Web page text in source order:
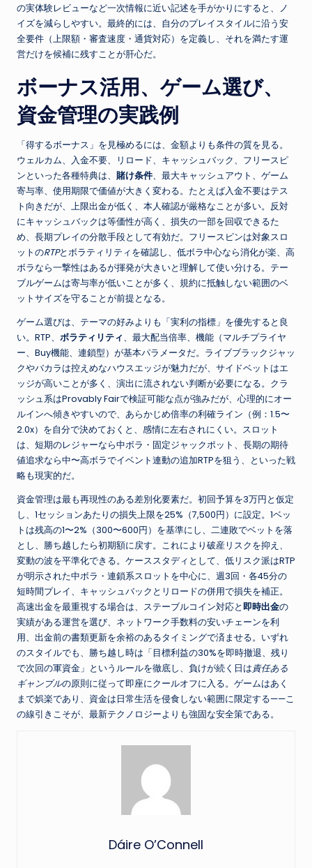
の実体験レビューなど一次情報に近い記述を手がかりにすると、ノ
イズを減らしやすい。最終的には、自分のプレイスタイルに沿う安
全要件（上限額・審査速度・通貨対応）を定義し、それを満たす運
営だけを候補に残すことが肝心だ。
ボーナス活用、ゲーム選び、
資金管理の実践例
「得するボーナス」を見極めるには、金額よりも条件の質を見る。
ウェルカム、入金不要、リロード、キャッシュバック、フリースピ
ンといった各種特典は、 賭け条件、最大キャッシュアウト、ゲーム
寄与率、使用期限で価値が大きく変わる。たとえば入金不要はテス
ト向きだが、上限出金が低く、本人確認が厳格なことが多い。反対
にキャッシュバックは等価性が高く、損失の一部を回収できるた
め、長期プレイの分散手段として有効だ。フリースピンは対象スロ
ットのRTPとボラティリティを確認し、低ボラ中心なら消化が楽、高
ボラなら一撃性はあるが揮発が大きいと理解して使い分ける。テー
ブルゲームは寄与率が低いことが多く、規約に抵触しない範囲のベ
ットサイズを守ることが前提となる。
ゲーム選びは、テーマの好みよりも「実利の指標」を優先すると良
い。RTP、 ボラティリティ、最大配当倍率、機能（マルチプライヤ
ー、Buy機能、連鎖型）が基本パラメータだ。ライブブラックジャッ
クやバカラは控えめなハウスエッジが魅力だが、サイドベットはエ
ッジが高いことが多く、演出に流されない判断が必要になる。クラ
ッシュ系はProvably Fairで検証可能な点が強みだが、心理的にオー
ルインへ傾きやすいので、あらかじめ倍率の利確ライン（例：1.5〜
2.0x）を自分で決めておくと、感情に左右されにくい。スロット
は、短期のレジャーなら中ボラ・固定ジャックポット、長期の期待
値追求なら中〜高ボラでイベント連動の追加RTPを狙う、といった戦
略も現実的だ。
資金管理は最も再現性のある差別化要素だ。初回予算を3万円と仮定
し、1セッションあたりの損失上限を25%（7,500円）に設定。1ベッ
トは残高の1〜2%（300〜600円）を基準にし、二連敗でベットを落
とし、勝ち越したら初期額に戻す。これにより破産リスクを抑え、
変動の波を平準化できる。ケーススタディとして、低リスク派はRTP
が明示された中ボラ・連鎖系スロットを中心に、週3回・各45分の
短時間プレイ、キャッシュバックとリロードの併用で損失を補正。
高速出金を最重視する場合は、ステーブルコイン対応と即時出金の
実績がある運営を選び、ネットワーク手数料の安いチェーンを利
用、出金前の書類更新を余裕のあるタイミングで済ませる。いずれ
のスタイルでも、勝ち越し時は「目標利益の30%を即時撤退、残り
で次回の軍資金」というルールを徹底し、負けが続く日は責任ある
ギャンブルの原則に従って即座にクールオフに入る。ゲームはあく
まで娯楽であり、資金は日常生活を侵食しない範囲に限定する——こ
の線引きこそが、最新テクノロジーよりも強固な安全策である。
Dáire O’Connell